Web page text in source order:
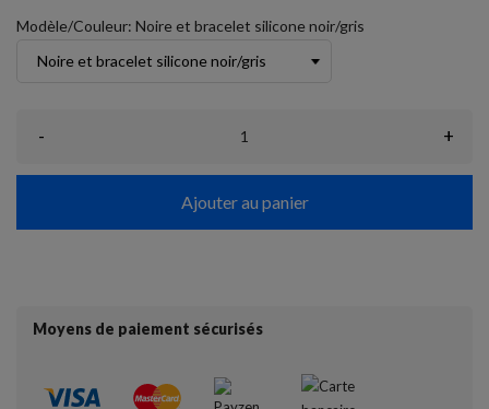
Modèle/Couleur: Noire et bracelet silicone noir/gris
- +
Ajouter au panier
Moyens de paiement sécurisés